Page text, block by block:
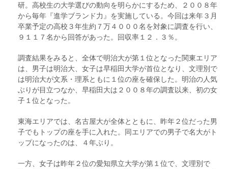
研。高校生の大学選びの動向を明らかにするため、２００８年
から毎年『進学ブランド力』を実施している。今回は来年３月
卒業予定の高校３年生約７万４０００名を対象に調査を行い、
９１１７名から回答があった。回収率１２．３％。
調査結果をみると、全体で明治大が第１位となった関東エリア
は、男子は明治大、女子は早稲田大学が首位となり、文理別で
は明治大が文系・理系ともに１位の座を確保した。明治の人気
ぶりが目立つなか、早稲田大は２００８年の調査以来、初の女
子１位となった。
東海エリアでは、名古屋大が全体とともに、昨年２位だった男
子でもトップの座を手に入れた。同エリアでの男子で名大がト
ップになったのは、４年ぶり。
一方、女子は昨年２位の愛知県立大学が第１位で、文理別で